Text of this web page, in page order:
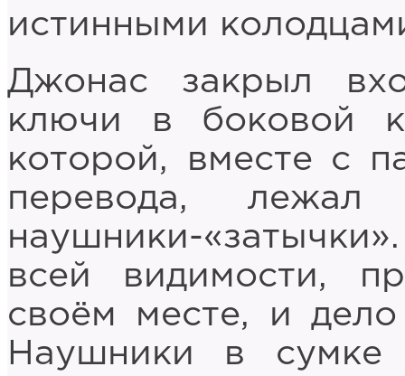
истинными
Джонас закрыл
ключи в боковой
которой, вместе с
перевода,
наушники-
всей видимости,
своём месте, и
Наушники в